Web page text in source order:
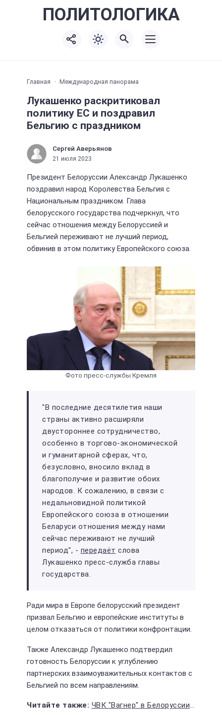
ПОЛИТОЛОГИКА
Главная Международная панорама
Лукашенко раскритиковал
политику ЕС и поздравил
Бельгию с праздником
Сергей Аверьянов
21 июля 2023
Президент Белоруссии Александр Лукашенко
поздравил народ Королевства Бельгия с
Национальным праздником. Глава
белорусского государства подчеркнул, что
сейчас отношения между Белоруссией и
Бельгией переживают не лучший период,
обвинив в этом политику Европейского союза.
Фото пресс-службы Кремля
"В последние десятилетия наши
страны активно расширяли
двустороннее сотрудничество,
особенно в торгово-экономической
и гуманитарной сферах, что,
безусловно, вносило вклад в
благополучие и развитие обоих
народов. К сожалению, в связи с
недальновидной политикой
Европейского союза в отношении
Беларуси отношения между нами
сейчас переживают не лучший
период", - передаёт слова
Лукашенко пресс-служба главы
государства.
Ради мира в Европе белорусский президент
призвал Бельгию и европейские институты в
целом отказаться от политики конфронтации.
Также Александр Лукашенко подтвердил
готовность Белоруссии к углублению
партнерских взаимоуважительных контактов с
Бельгией по всем направлениям.
ЧВК "Вагнер" в Белоруссии готовит "новую армию"